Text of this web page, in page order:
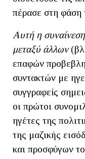
πέρασε στη
Αυτή η
μεταξύ άλλων
επαφών
συντακτών με
συγγραφείς
οι πρώτοι
ηγέτες της
της μαζικής
και προσφύγων